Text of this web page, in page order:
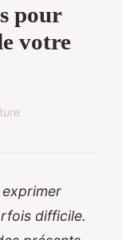
pour
votre
difficile.